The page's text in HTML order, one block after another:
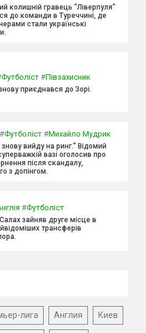
колишній гравець "Ліверпуля"
до команди в Туреччині, де
стали українські
Футболіст #Півзахисник
приєднався до Зорі.
#Футболіст #Михайло Мудрик
вийду на ринг." Відомий
вазі оголосив про
після скандалу,
з допінгом.
#Футболіст
зайняв друге місце в
трансферів
лига Англия Киев